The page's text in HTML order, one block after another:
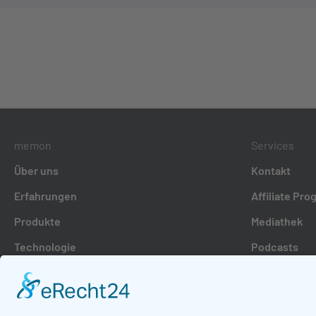
memon
Über uns
Erfahrungen
Produkte
Technologie
Services
Kontakt
Affiliate
Mediathek
Podcasts